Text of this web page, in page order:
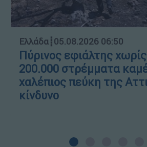
Ελλάδα┋05.08.2026 06:50
Πύρινος εφιάλτης
200.000 στρέμματα
χαλέπιος πεύκη της
κίνδυνο